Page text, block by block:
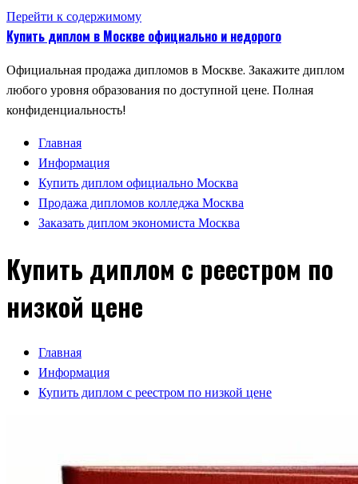
Перейти к содержимому
Купить диплом в Москве официально и недорого
Официальная продажа дипломов в Москве. Закажите диплом
любого уровня образования по доступной цене. Полная
конфиденциальность!
Главная
Информация
Купить диплом официально Москва
Продажа дипломов колледжа Москва
Заказать диплом экономиста Москва
Купить диплом с реестром по
низкой цене
Главная
Информация
Купить диплом с реестром по низкой цене